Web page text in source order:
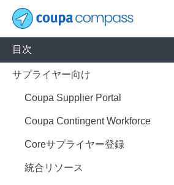
目次
サプライヤー向け
Coupa Supplier Portal
Coupa Contingent Workforce
Coreサプライヤー登録
統合リソース